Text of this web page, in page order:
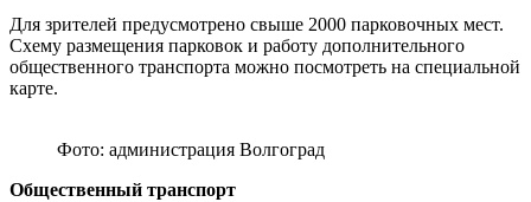
Для зрителей предусмотрено свыше 2000 парковочных мест.
Схему размещения парковок и работу дополнительного
общественного транспорта можно посмотреть на специальной
карте.
Фото: администрация Волгоград
Общественный транспорт